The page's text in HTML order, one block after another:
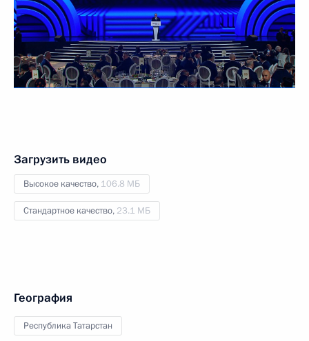
Загрузить видео
Высокое качество, 106.8 МБ
Стандартное качество, 23.1 МБ
География
Республика Татарстан